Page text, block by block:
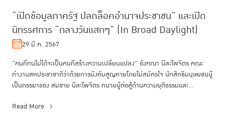
“เปิดข้อมูลภาครัฐ ปลดล็อคอำนาจประชาชน” และเปิด
นิทรรศการ “กลางวันแสกๆ” (In Broad Daylight)
29 มี.ค. 2567
"คนที่ทนไม่ได้จะเป็นคนที่สร้างความเปลี่ยนแปลง" อังคณา นีละไพจิตร คณะ
ทำงานสหประชาชาติว่าด้วยการบังคับสูญหายโดยไม่สมัครใจ นักสิทธิมนุษยชนผู้
เป็นภรรยาของ สมชาย นีละไพจิตร ทนายผู้ต่อสู้ด้านความยุติธรรมและ...
Read More